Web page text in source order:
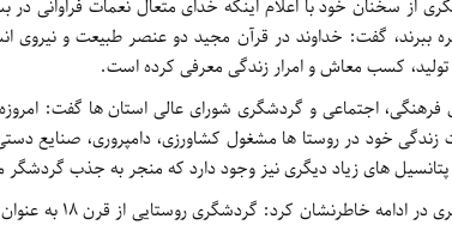
از سخنان خود با اعلام اینکه خدای متعال نعمات فراوانی در
ببرند، گفت: خداوند در قرآن مجید دو عنصر طبیعت و نیروی
کسب معاش و امرار زندگی معرفی کرده است.
اجتماعی و گردشگری شورای عالی استان ها گفت:
زندگی خود در روستا ها مشغول کشاورزی، دامپروری، صنایع
پتانسیل های زیاد دیگری نیز وجود دارد که منجر به جذب
دکتر بهبود جعفری در